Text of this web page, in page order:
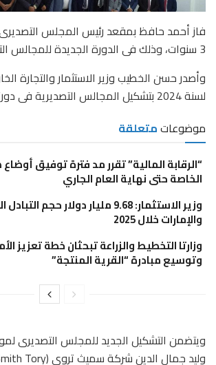
فاز أحمد حافظ بمقعد رئيس المجلس التصديرى
3 سنوات، وذلك فى الدورة الجديدة للمجالس التصديرية.
لسنة 2024 بتشكيل المجالس التصديرية فى دورتها الجديدة.
موضوعاتمتعلقة
“الرقابة المالية” تقرر مد فترة توفيق
الخاصة حتى نهاية العام الجاري
وزير الاستثمار: 9.68 مليار دولار
والإمارات خلال 2025
وزارتا التخطيط والزراعة تبحثان خطة تعزيز
وتوسيع مبادرة “القرية المنتجة”
ويتضمن التشكيل الجديد للمجلس التصديرى